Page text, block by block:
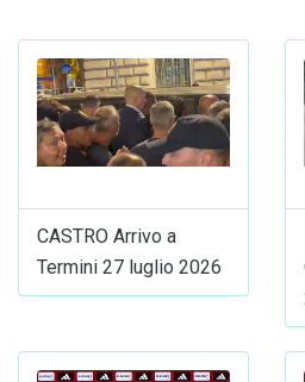
CASTRO Arrivo a
Termini 27 luglio 2026